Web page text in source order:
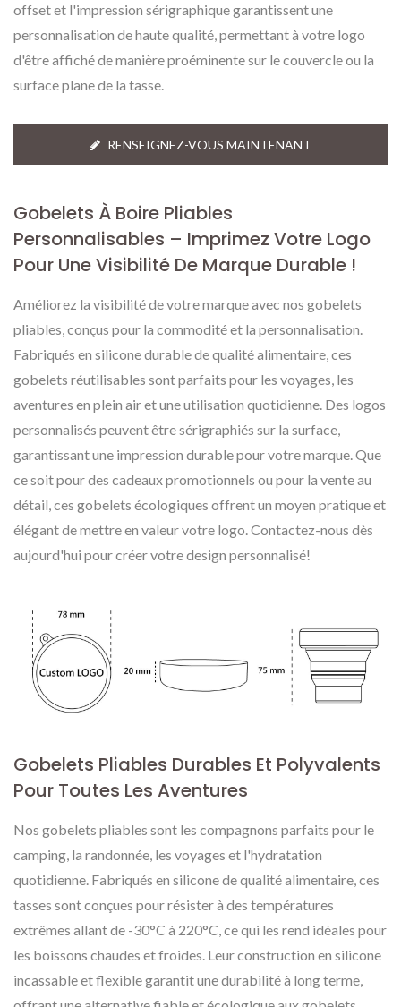
offset et l'impression sérigraphique garantissent une
personnalisation de haute qualité, permettant à votre logo
d'être affiché de manière proéminente sur le couvercle ou la
surface plane de la tasse.
RENSEIGNEZ-VOUS MAINTENANT
Gobelets À Boire Pliables
Personnalisables – Imprimez Votre Logo
Pour Une Visibilité De Marque Durable !
Améliorez la visibilité de votre marque avec nos gobelets
pliables, conçus pour la commodité et la personnalisation.
Fabriqués en silicone durable de qualité alimentaire, ces
gobelets réutilisables sont parfaits pour les voyages, les
aventures en plein air et une utilisation quotidienne. Des logos
personnalisés peuvent être sérigraphiés sur la surface,
garantissant une impression durable pour votre marque. Que
ce soit pour des cadeaux promotionnels ou pour la vente au
détail, ces gobelets écologiques offrent un moyen pratique et
élégant de mettre en valeur votre logo. Contactez-nous dès
aujourd'hui pour créer votre design personnalisé!
Gobelets Pliables Durables Et Polyvalents
Pour Toutes Les Aventures
Nos gobelets pliables sont les compagnons parfaits pour le
camping, la randonnée, les voyages et l'hydratation
quotidienne. Fabriqués en silicone de qualité alimentaire, ces
tasses sont conçues pour résister à des températures
extrêmes allant de -30°C à 220°C, ce qui les rend idéales pour
les boissons chaudes et froides. Leur construction en silicone
incassable et flexible garantit une durabilité à long terme,